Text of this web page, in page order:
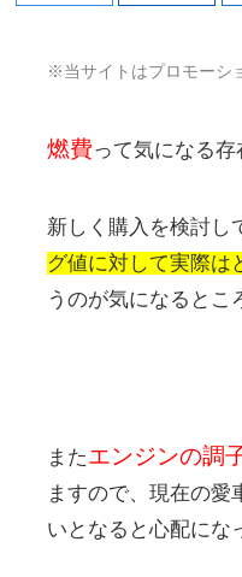
※当サイトはプロモーシ
燃費って気になる存
新しく購入を検討し
グ値に対して実際は
うのが気になるとこ
またエンジンの調
ますので、現在の愛
いとなると心配にな